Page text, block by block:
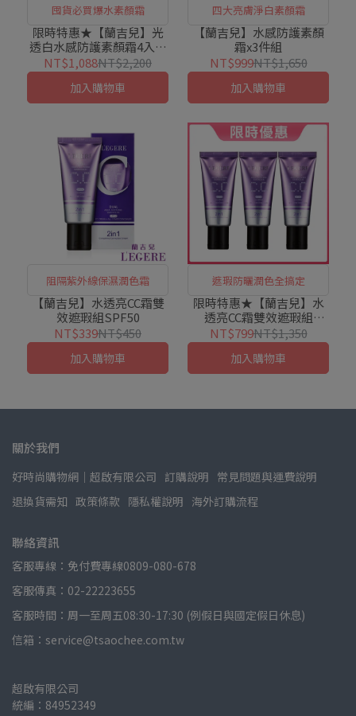
囤貨必買爆水素顏霜
限時特惠★【蘭吉兒】光
透白水感防護素顏霜4入囤
貨組
NT$1,088NT$2,200
加入購物車
四大亮膚淨白素顏霜
【蘭吉兒】水感防護素顏
霜x3件組
NT$999NT$1,650
加入購物車
阻隔紫外線保濕潤色霜
【蘭吉兒】水透亮CC霜雙
效遮瑕組SPF50
NT$339NT$450
加入購物車
遮瑕防曬潤色全搞定
限時特惠★【蘭吉兒】水
透亮CC霜雙效遮瑕組
SPF50x3件組
NT$799NT$1,350
加入購物車
關於我們
好時尚購物網│超啟有限公司 訂購說明 常見問題與運費說明
退換貨需知 政策條款 隱私權說明 海外訂購流程
聯絡資訊
客服專線：免付費專線0809-080-678
客服傳真：02-22223655
客服時間：周一至周五08:30-17:30 (例假日與國定假日休息)
信箱：service@tsaochee.com.tw
超啟有限公司
統編：84952349